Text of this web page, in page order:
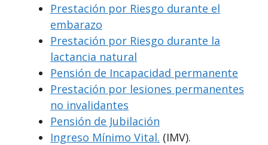
Prestación por Riesgo durante el
embarazo
Prestación por Riesgo durante la
lactancia natural
Pensión de Incapacidad permanente
Prestación por lesiones permanentes
no invalidantes
Pensión de Jubilación
Ingreso Mínimo Vital. (IMV).